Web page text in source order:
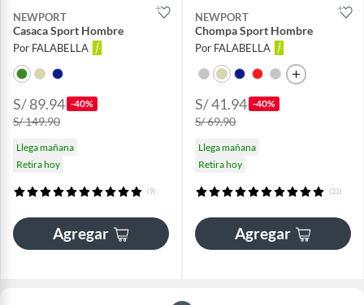
NEWPORT
Casaca Sport Hombre
Por FALABELLA
S/ 89.94 -40%
S/ 149.90
Llega mañana
Retira hoy
(9)
Agregar
NEWPORT
Chompa Sport Hombre
Por FALABELLA
S/ 41.94 -40%
S/ 69.90
Llega mañana
Retira hoy
(21)
Agregar